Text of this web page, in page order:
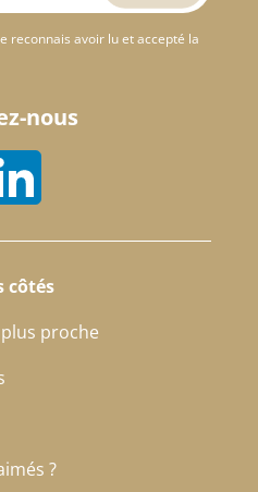
reconnais avoir lu et accepté la
nous
côtés
plus proche
?